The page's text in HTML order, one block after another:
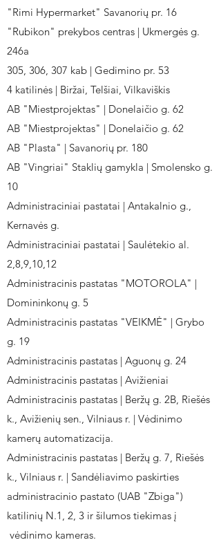
"Rimi Hypermarket" Savanorių pr. 16
"Rubikon" prekybos centras | Ukmergės g.
246a
305, 306, 307 kab | Gedimino pr. 53
4 katilinės | Biržai, Telšiai, Vilkaviškis
AB "Miestprojektas" | Donelaičio g. 62
AB "Miestprojektas" | Donelaičio g. 62
AB "Plasta" | Savanorių pr. 180
AB "Vingriai" Staklių gamykla | Smolensko g.
10
Administraciniai pastatai | Antakalnio g.,
Kernavės g.
Administraciniai pastatai | Saulėtekio al.
2,8,9,10,12
Administracinis pastatas "MOTOROLA" |
Domininkonų g. 5
Administracinis pastatas "VEIKMĖ" | Grybo
g. 19
Administracinis pastatas | Aguonų g. 24
Administracinis pastatas | Avižieniai
Administracinis pastatas | Beržų g. 2B, Riešės
k., Avižienių sen., Vilniaus r. | Vėdinimo
kamerų automatizacija.
Administracinis pastatas | Beržų g. 7, Riešės
k., Vilniaus r. | Sandėliavimo paskirties
administracinio pastato (UAB "Zbiga")
katilinių N.1, 2, 3 ir šilumos tiekimas į
vėdinimo kameras.